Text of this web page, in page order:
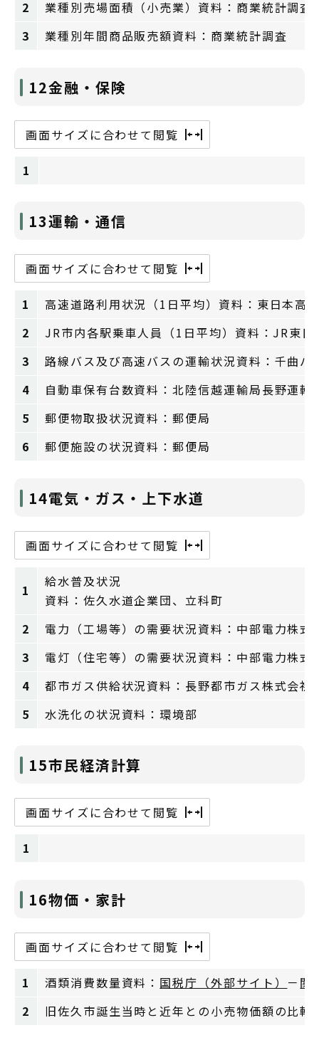
2
業種別売場面積（小売業）資料：商業統計調査
3
業種別年間商品販売額資料：商業統計調査
12金融・保険
画面サイズに合わせて閲覧
1
13運輸・通信
画面サイズに合わせて閲覧
1
高速道路利用状況（1日平均）資料：東日本高
2
JR市内各駅乗車人員（1日平均）資料：JR東日
3
路線バス及び高速バスの運輸状況資料：千曲バ
4
自動車保有台数資料：北陸信越運輸局長野運輸
5
郵便物取扱状況資料：郵便局
6
郵便施設の状況資料：郵便局
14電気・ガス・上下水道
画面サイズに合わせて閲覧
1
給水普及状況
資料：佐久水道企業団、立科町
2
電力（工場等）の需要状況資料：中部電力株式
3
電灯（住宅等）の需要状況資料：中部電力株式
4
都市ガス供給状況資料：長野都市ガス株式会社
5
水洗化の状況資料：環境部
15市民経済計算
画面サイズに合わせて閲覧
1
16物価・家計
画面サイズに合わせて閲覧
1 酒類消費数量資料： 国税庁（外部サイト） － 関
2
旧佐久市誕生当時と近年との小売物価額の比較